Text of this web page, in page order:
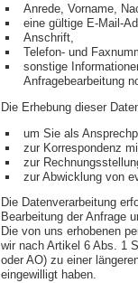
Anrede, Vorname,
eine gültige E-Mail-
Anschrift,
Telefon- und
sonstige
Anfragebearbeitung
Die Erhebung dieser
um Sie als
zur Korrespondenz
zur
zur Abwicklung von
Die Datenverarbeitung
Bearbeitung der Anfrage
Die von uns erhobenen
wir nach Artikel 6 Abs. 1
oder AO) zu einer
eingewilligt haben.